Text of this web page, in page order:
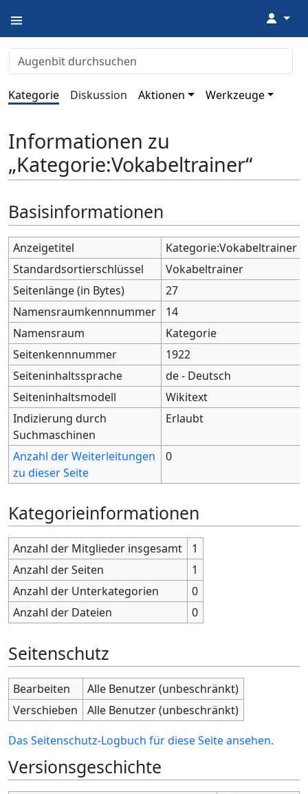
↓
Kategorie Diskussion Aktionen Werkzeuge
Informationen zu
„Kategorie:Vokabeltrainer“
Basisinformationen
Anzeigetitel
Kategorie:Vokabeltrainer
Standardsortierschlüssel
Vokabeltrainer
Seitenlänge (in Bytes)
27
Namensraumkennnummer
14
Namensraum
Kategorie
Seitenkennnummer
1922
Seiteninhaltssprache
de - Deutsch
Seiteninhaltsmodell
Wikitext
Indizierung durch
Suchmaschinen
Erlaubt
Anzahl der Weiterleitungen
zu dieser Seite
0
Kategorieinformationen
Anzahl der Mitglieder insgesamt
1
Anzahl der Seiten
1
Anzahl der Unterkategorien
0
Anzahl der Dateien
0
Seitenschutz
Bearbeiten
Alle Benutzer (unbeschränkt)
Verschieben
Alle Benutzer (unbeschränkt)
Das Seitenschutz-Logbuch für diese Seite ansehen.
Versionsgeschichte